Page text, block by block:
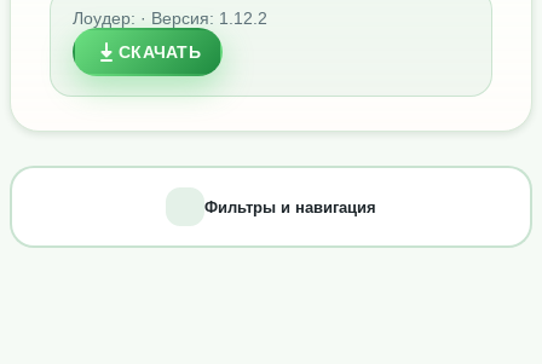
Лоудер: · Версия: 1.12.2
СКАЧАТЬ
Фильтры и навигация